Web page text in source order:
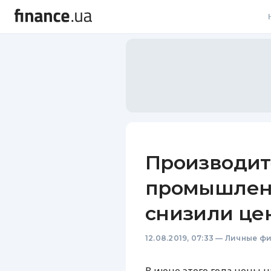
снизили
12.08.2019, 07:33 — Личные